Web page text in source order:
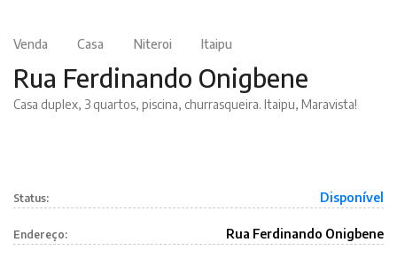
Venda Casa Niteroi Itaipu
Rua Ferdinando Onigbene
Casa duplex, 3 quartos, piscina, churrasqueira. Itaipu, Maravista!
Status: Disponível
Endereço: Rua Ferdinando Onigbene